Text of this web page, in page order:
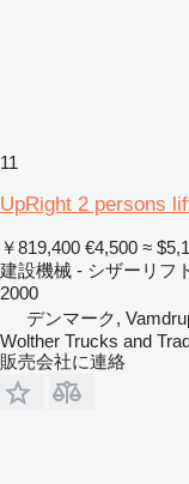
11
UpRight 2 persons
￥819,400 €4,500 ≈
建設機械 - シザーリフ
2000
デンマーク,
Wolther Trucks and
販売会社に連絡